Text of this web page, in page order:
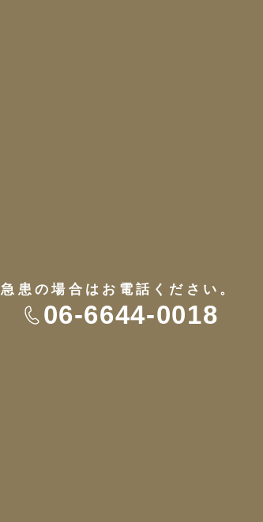
急患の場合はお電話ください。
06-6644-0018